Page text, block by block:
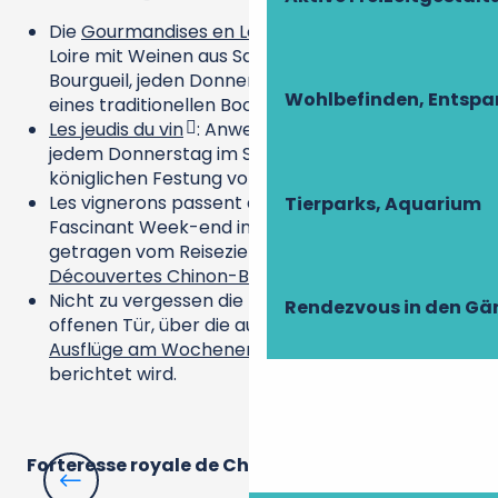
Wohlbefinden,
Tierparks, Aquarium
Rendezvous in den
DieGourmandises en Loire
Loire mit Weinen aus Saint-Nicolas-de-
Bourgueil, jeden Donnerstagmorgen an Bord
eines traditionellen Bootes.
Les jeudis du vin : Anwesenheit von Winzern an
jedem Donnerstag im Sommer in der
königlichen Festung von Chinon.
Les vignerons passent à table im Juli und Le
Fascinant Week-end in diesem Herbst,
getragen vom Reiseziel
Découvertes Chinon-Bourgueil-Azay
Nicht zu vergessen die zahlreichen Tage der
offenen Tür, über die auf unserer Seite über die
Ausflüge am Wochenende
berichtet wird.
Forteresse royale de Chinon